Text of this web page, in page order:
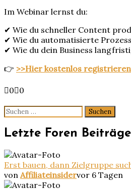
Im Webinar lernst du:
✔ Wie du schneller Content
✔ Wie du automatisierte
✔ Wie du dein Business
👉 >>Hier kostenlos
Anklicken
Daumen
nach
unten.
0 Anklicken
Daumen
nach
oben.
0
Suchen
nach:
Letzte Foren Beiträge
Erst bauen, dann Zielgruppe
von Affiliateinsidervor 6 Tagen